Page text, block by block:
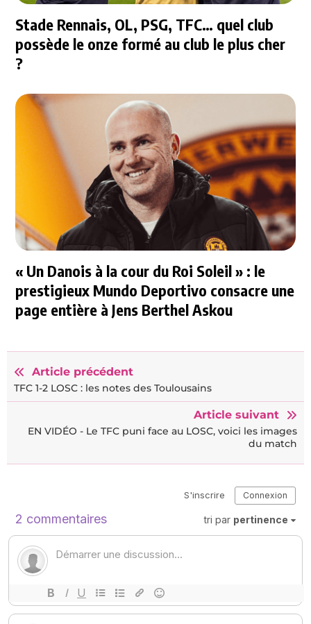
Stade Rennais, OL, PSG, TFC… quel club
possède le onze formé au club le plus cher
?
« Un Danois à la cour du Roi Soleil » : le
prestigieux Mundo Deportivo consacre une
page entière à Jens Berthel Askou
Article précédent
TFC 1-2 LOSC : les notes des Toulousains
Article suivant
EN VIDÉO - Le TFC puni face au LOSC, voici les images
du match